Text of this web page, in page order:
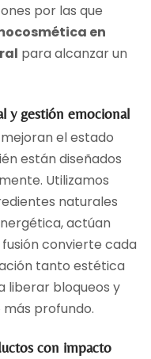
por las que
en
para alcanzar un
y gestión emocional
el estado
están diseñados
Utilizamos
naturales
actúan
convierte cada
tanto estética
liberar bloqueos y
profundo.
con impacto